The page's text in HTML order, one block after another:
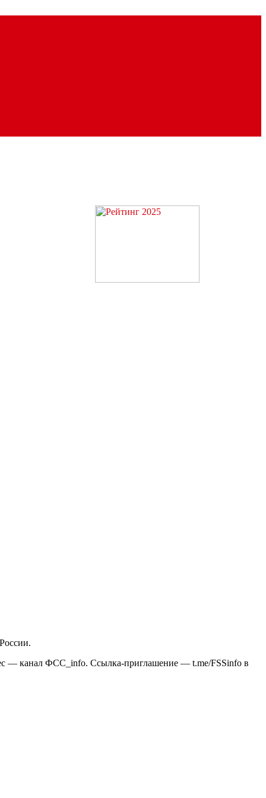
— канал ФСС_info. Ссылка-приглашение — t.me/FSSinfo в